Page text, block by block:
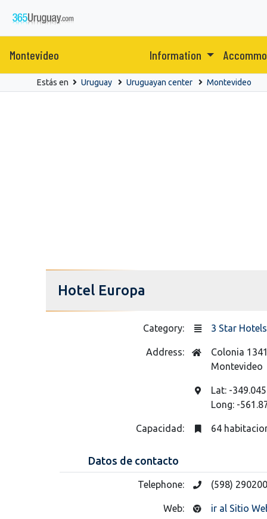
Montevideo Information
Estás en Uruguay Uruguayan center Montevideo
Hotel Europa
Category: 3 Star Hotels
Address:
Colonia
Montevideo
Lat: -
Long: -
Capacidad: 64
Datos de contacto
Telephone: (598)
Web: ir al Sitio